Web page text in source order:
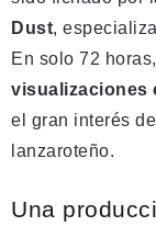
Dust,
En solo 72
visualizaciones
el gran interés
lanzaroteño.
Una